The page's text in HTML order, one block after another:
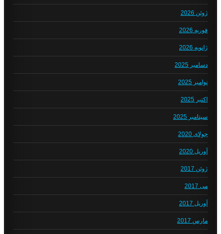
ژوئن 2026
فوریه 2026
ژانویه 2026
دسامبر 2025
نوامبر 2025
اکتبر 2025
سپتامبر 2025
جولای 2020
آوریل 2020
ژوئن 2017
می 2017
آوریل 2017
مارس 2017